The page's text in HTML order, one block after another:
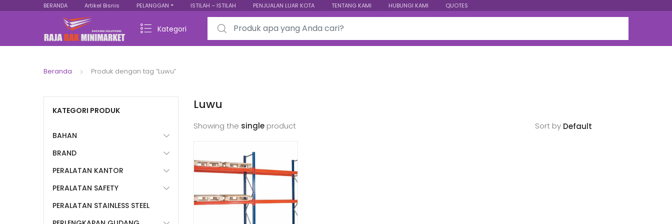
BERANDA Artikel Bisnis PELANGGAN ISTILAH – ISTILAH PENJUALAN LUAR KOTA TENTANG KAMI HUBUNGI KAMI QUOTES
Kategori
Search for:
Beranda Produk dengan tag “Luwu”
Luwu
Showing the single product Sort by
KATEGORI PRODUK
BAHAN
BRAND
PERALATAN KANTOR
PERALATAN SAFETY
PERALATAN STAINLESS STEEL